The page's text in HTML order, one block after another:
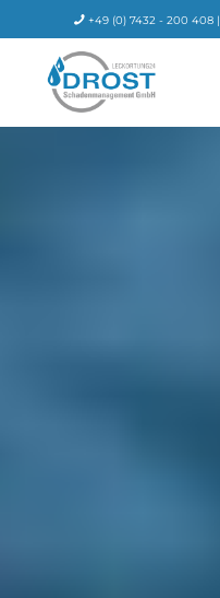
+49 (0) 7432 - 200 408 |